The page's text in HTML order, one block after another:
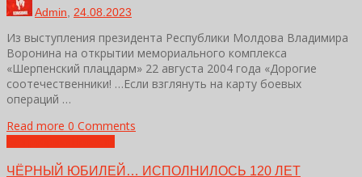
Admin 24.08.2023
Из выступления президента Республики Молдова Владимира
Воронина на открытии мемориального комплекса
«Шерпенский плацдарм» 22 августа 2004 года «Дорогие
соотечественники! …Если взглянуть на карту боевых
операций …
Read more 0 Comments
ЧЁРНЫЙ ЮБИЛЕЙ… ИСПОЛНИЛОСЬ 120 ЛЕТ